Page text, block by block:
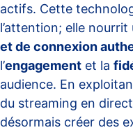
actifs. Cette
l’attention; elle nourrit
et de connexion
l’engagement et la
audience. En
du streaming en
désormais créer des